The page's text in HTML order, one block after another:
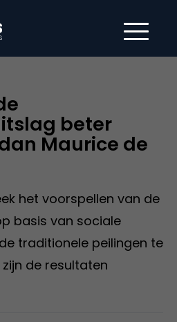
beter
Maurice de
het voorspellen van de
basis van sociale
traditionele peilingen te
de resultaten